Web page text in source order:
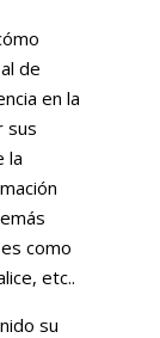
de
en la
sus
la
como
etc..
su